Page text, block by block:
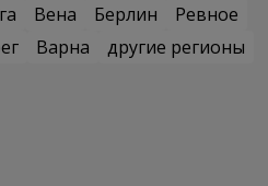
Вена Берлин
Ревное
Варна
другие регионы